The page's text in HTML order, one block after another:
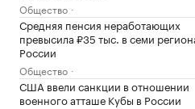
Общество
Средняя пенсия неработающих
превысила ₽35 тыс. в семи
России
Общество
США ввели санкции в отношении
военного атташе Кубы в России